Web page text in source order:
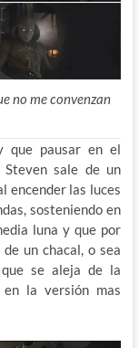
no me convenzan
que pausar en el
Steven sale de un
encender las luces
sosteniendo en
luna y que por
un chacal, o sea
se aleja de la
en la versión mas